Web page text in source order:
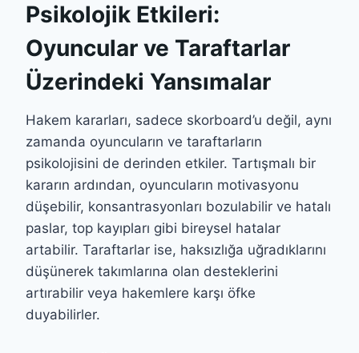
Psikolojik Etkileri:
Oyuncular ve Taraftarlar
Üzerindeki Yansımalar
Hakem kararları, sadece skorboard’u değil, aynı
zamanda oyuncuların ve taraftarların
psikolojisini de derinden etkiler. Tartışmalı bir
kararın ardından, oyuncuların motivasyonu
düşebilir, konsantrasyonları bozulabilir ve hatalı
paslar, top kayıpları gibi bireysel hatalar
artabilir. Taraftarlar ise, haksızlığa uğradıklarını
düşünerek takımlarına olan desteklerini
artırabilir veya hakemlere karşı öfke
duyabilirler.